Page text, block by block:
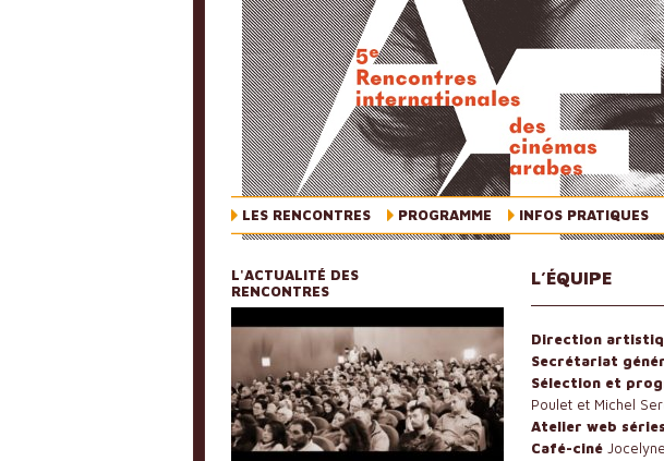
LES RENCONTRES PROGRAMME INFOS PRATIQUES
L’ÉQUIPE
Direction
Secrétariat
Sélection et
Poulet et Michel
Atelier web séries
Café-ciné
L'ACTUALITÉ DES
RENCONTRES